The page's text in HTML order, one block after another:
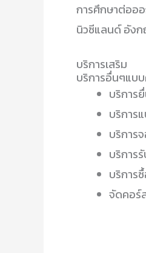
การศึกษาต่อออ
นิวซีแลนด์ อังก
บริการเสริม
บริการอื่นๆแบ
บริการ
บริการ
บริการ
บริการ
บริการ
จัดคอร์